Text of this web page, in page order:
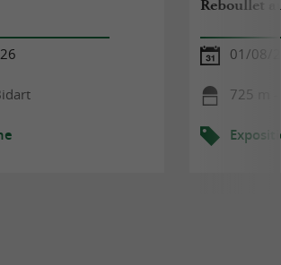
Reboullet
01/08/
725 m